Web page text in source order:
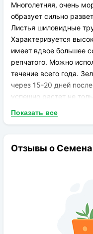
Многолетняя, очень
образует сильно
Листья шиловидные
Характеризуется
имеет вдвое большее
репчатого. Можно
течение всего года.
через 15-20 дней
успешно растет не
Показать все
Отзывы о Семена